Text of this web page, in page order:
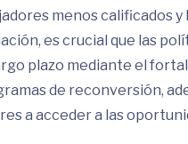
menos calificados y
es crucial que las
plazo mediante el
de reconversión,
a acceder a las